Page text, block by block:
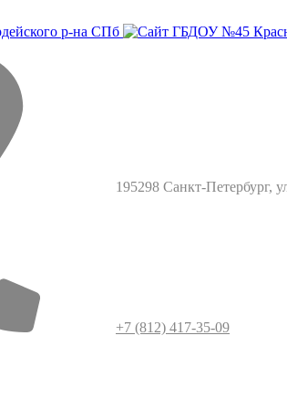
195298 Санкт-Петербург,
+7 (812) 417-35-09